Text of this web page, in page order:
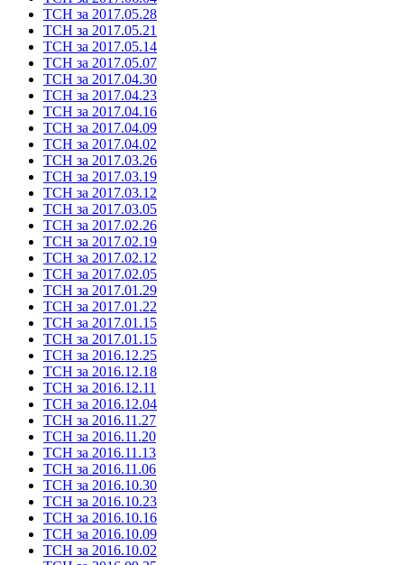
ТСН за 2017.05.28
ТСН за 2017.05.21
ТСН за 2017.05.14
ТСН за 2017.05.07
ТСН за 2017.04.30
ТСН за 2017.04.23
ТСН за 2017.04.16
ТСН за 2017.04.09
ТСН за 2017.04.02
ТСН за 2017.03.26
ТСН за 2017.03.19
ТСН за 2017.03.12
ТСН за 2017.03.05
ТСН за 2017.02.26
ТСН за 2017.02.19
ТСН за 2017.02.12
ТСН за 2017.02.05
ТСН за 2017.01.29
ТСН за 2017.01.22
ТСН за 2017.01.15
ТСН за 2017.01.15
ТСН за 2016.12.25
ТСН за 2016.12.18
ТСН за 2016.12.11
ТСН за 2016.12.04
ТСН за 2016.11.27
ТСН за 2016.11.20
ТСН за 2016.11.13
ТСН за 2016.11.06
ТСН за 2016.10.30
ТСН за 2016.10.23
ТСН за 2016.10.16
ТСН за 2016.10.09
ТСН за 2016.10.02